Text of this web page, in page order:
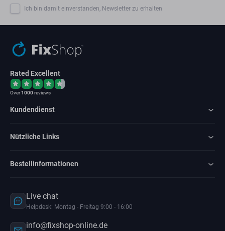
Ich bin damit einverstanden, Newsletter zu erhalten
Rated Excellent
Over1000reviews
Kundendienst
Nützliche Links
Bestellinformationen
Live chat
Helpdesk: Montag - Freitag 9:00 - 16:00
info@fixshop-online.de